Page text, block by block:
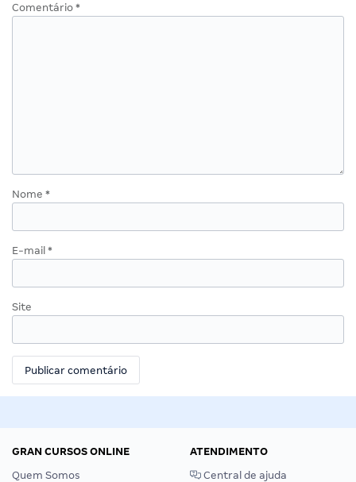
Comentário *
Nome *
E-mail *
Site
GRAN CURSOS ONLINE
Quem Somos
ATENDIMENTO
Central de ajuda